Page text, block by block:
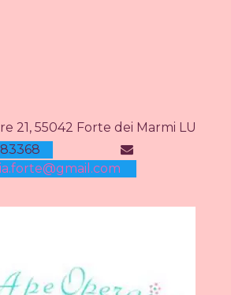
21, 55042 Forte dei Marmi LU